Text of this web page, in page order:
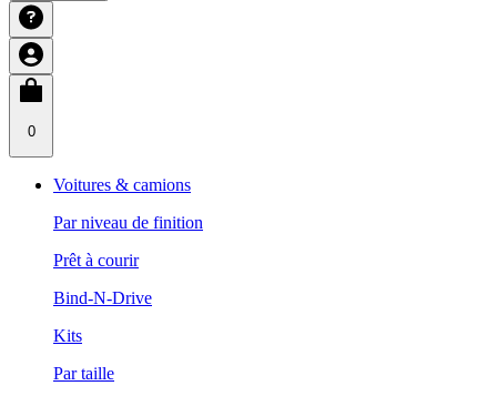
0
Voitures & camions
Par niveau de finition
Prêt à courir
Bind-N-Drive
Kits
Par taille